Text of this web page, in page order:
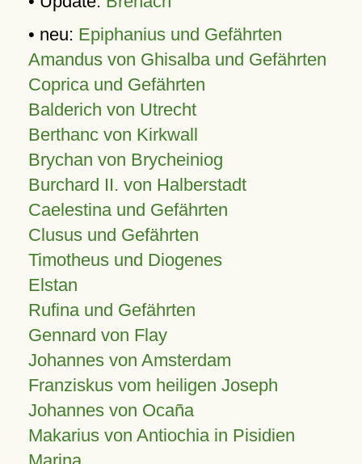
• neu: Epiphanius und Gefährten
Amandus von Ghisalba und Gefährten
Coprica und Gefährten
Balderich von Utrecht
Berthanc von Kirkwall
Brychan von Brycheiniog
Burchard II. von Halberstadt
Caelestina und Gefährten
Clusus und Gefährten
Timotheus und Diogenes
Elstan
Rufina und Gefährten
Gennard von Flay
Johannes von Amsterdam
Franziskus vom heiligen Joseph
Johannes von Ocaña
Makarius von Antiochia in Pisidien